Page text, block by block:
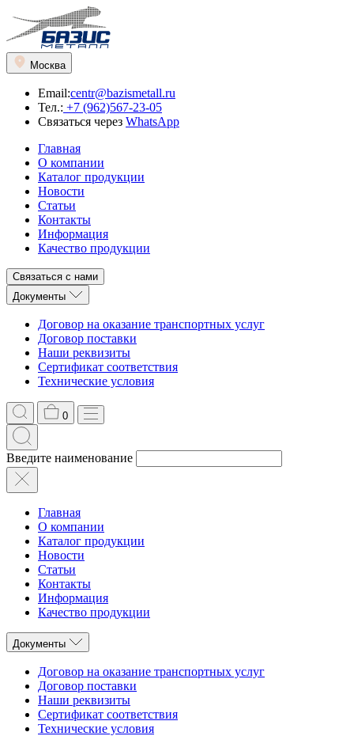
Москва
Email:centr@bazismetall.ru
Тел.: +7 (962)567-23-05
Связаться через WhatsApp
Главная
О компании
Каталог продукции
Новости
Статьи
Контакты
Информация
Качество продукции
Связаться с нами
Документы
Договор на оказание транспортных услуг
Договор поставки
Наши реквизиты
Сертификат соответствия
Технические условия
0
Введите наименование
Главная
О компании
Каталог продукции
Новости
Статьи
Контакты
Информация
Качество продукции
Документы
Договор на оказание транспортных услуг
Договор поставки
Наши реквизиты
Сертификат соответствия
Технические условия